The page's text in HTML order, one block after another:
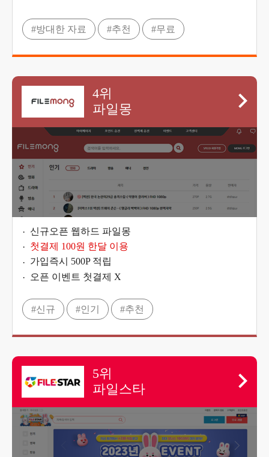
#방대한 자료 #추천 #무료
4위
파일몽
신규오픈 웹하드 파일몽
첫결제 100원 한달 이용
가입즉시 500P 적립
오픈 이벤트 첫결제 X
#신규 #인기 #추천
5위
파일스타